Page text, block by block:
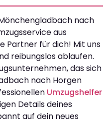
nach
aus
Partner für dich! Mit uns
reibungslos ablaufen.
das sich
nach Horgen
Umzugshelfer
Details deines
auf dein neues